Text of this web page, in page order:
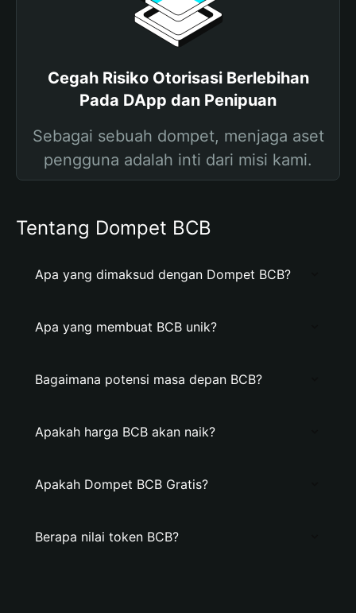
Cegah Risiko Otorisasi Berlebihan
Pada DApp dan Penipuan
Sebagai sebuah dompet, menjaga aset
pengguna adalah inti dari misi kami.
Tentang Dompet BCB
Apa yang dimaksud dengan Dompet BCB?
Apa yang membuat BCB unik?
Bagaimana potensi masa depan BCB?
Apakah harga BCB akan naik?
Apakah Dompet BCB Gratis?
Berapa nilai token BCB?